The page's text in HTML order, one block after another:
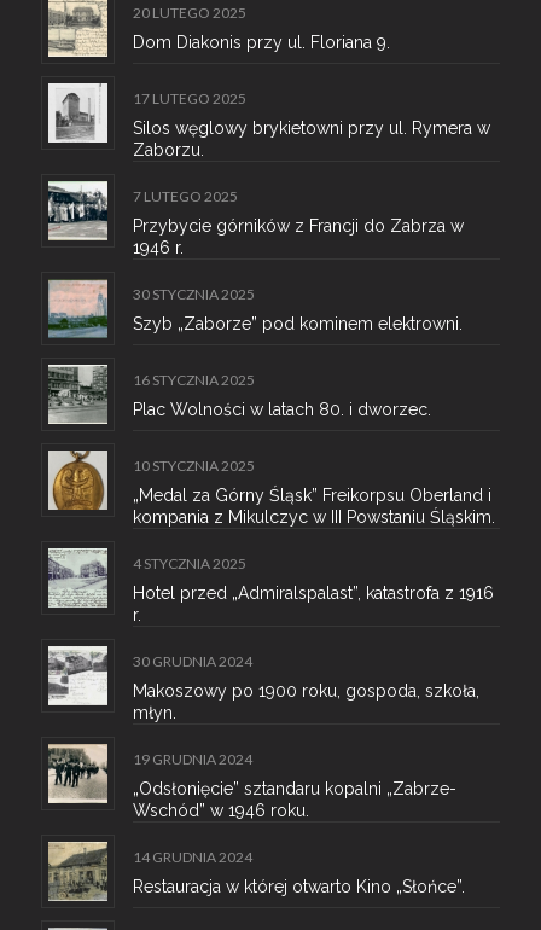
20 LUTEGO 2025
Dom Diakonis przy ul. Floriana 9.
17 LUTEGO 2025
Silos węglowy brykietowni przy ul. Rymera w
Zaborzu.
7 LUTEGO 2025
Przybycie górników z Francji do Zabrza w
1946 r.
30 STYCZNIA 2025
Szyb „Zaborze” pod kominem elektrowni.
16 STYCZNIA 2025
Plac Wolności w latach 80. i dworzec.
10 STYCZNIA 2025
„Medal za Górny Śląsk” Freikorpsu Oberland i
kompania z Mikulczyc w III Powstaniu Śląskim.
4 STYCZNIA 2025
Hotel przed „Admiralspalast”, katastrofa z 1916
r.
30 GRUDNIA 2024
Makoszowy po 1900 roku, gospoda, szkoła,
młyn.
19 GRUDNIA 2024
„Odsłonięcie” sztandaru kopalni „Zabrze-
Wschód” w 1946 roku.
14 GRUDNIA 2024
Restauracja w której otwarto Kino „Słońce”.